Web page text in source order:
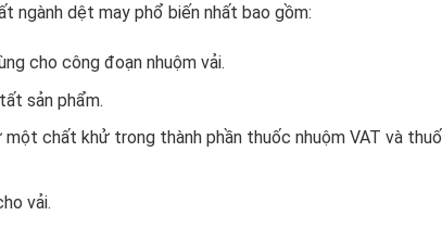
ngành dệt may phổ biến nhất bao gồm:
cho công đoạn nhuộm vải.
sản phẩm.
chất khử trong thành phần thuốc nhuộm VAT và
vải.